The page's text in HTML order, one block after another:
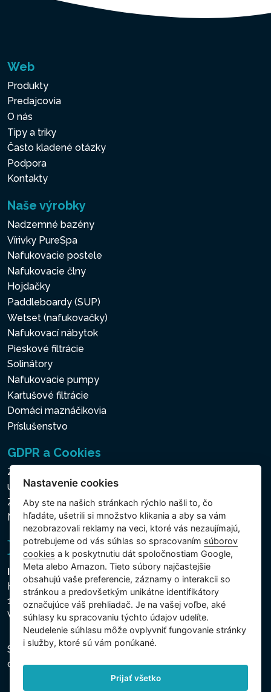
Web
Produkty
Predajcovia
O nás
Tipy a triky
Často kladené otázky
Podpora
Kontakty
Naše výrobky
Nadzemné bazény
Vírivky PureSpa
Nafukovacie postele
Nafukovacie člny
Hojdačky
Paddleboardy (SUP)
Wetset (nafukovačky)
Nafukovací nábytok
Pieskové filtrácie
Solinátory
Nafukovacie pumpy
Kartušové filtrácie
Domáci maznáčikovia
Príslušenstvo
GDPR a Cookies
Zásady ochrany osobných a ďalších spracovávaných
údajov
Zásady používania súborov cookies
Nastavenie cookies
Intex Trading, s.r.o.
Hradecká 2526/3
130 00 Praha 3
Vinohrady - Česká republika
Spoločnosť je zapísaná na Mestskom súde v Prahe,
oddiel C, vložka 74759, IČO 26150808, DIČ CZ26150808.
Nastavenie cookies
Aby ste na našich stránkach rýchlo našli to, čo
hľadáte, ušetrili si množstvo klikania a aby sa vám
nezobrazovali reklamy na veci, ktoré vás nezaujímajú,
potrebujeme od vás súhlas so spracovaním súborov
cookies a k poskytnutiu dát spoločnostiam Google,
Meta alebo Amazon. Tieto súbory najčastejšie
obsahujú vaše preferencie, záznamy o interakcii so
stránkou a predovšetkým unikátne identifikátory
označujúce váš prehliadač. Je na vašej voľbe, aké
súhlasy ku spracovaniu týchto údajov udelíte.
Neudelenie súhlasu mȏže ovplyvniť fungovanie stránky
i služby, ktoré sú vám ponúkané.
Prijať všetko